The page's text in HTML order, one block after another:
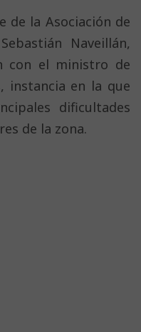
de la Asociación de
Naveillán,
con el ministro de
instancia en la que
dificultades
de la zona.